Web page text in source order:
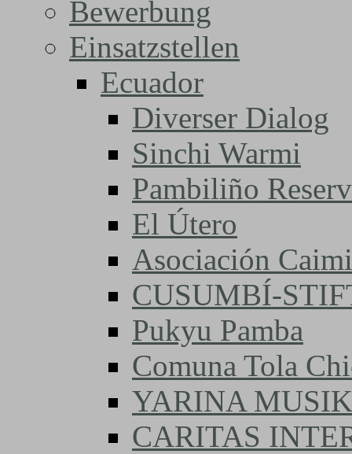
Bewerbung
Einsatzstellen
Ecuador
Diverser Dialog
Sinchi Warmi
Pambiliño
El Útero
Asociación
CUSUMBÍ-
Pukyu Pamba
Comuna Tola
YARINA
CARITAS